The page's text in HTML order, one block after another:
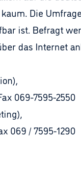
Die
ist. Befragt
das Internet
069-7595-2550
069 / 7595-1290